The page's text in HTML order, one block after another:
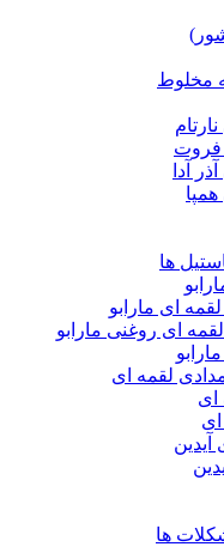
مخلوط
آدا
ها
ای مارابو
ای روغنی مارابو
لقمه ای
ای
ای
آیدین
ها